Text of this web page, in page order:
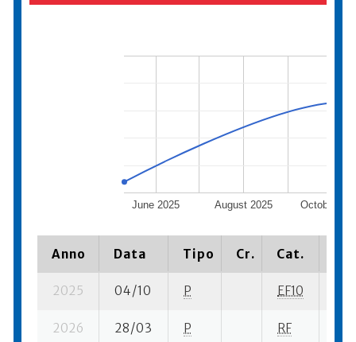
June 2025 August 2025 October
Anno Data Tipo Cr. Cat.
2025 04/10 P EF10
2026 28/03 P RF